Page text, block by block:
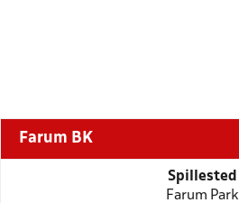
Farum BK
Spillested
Farum Park